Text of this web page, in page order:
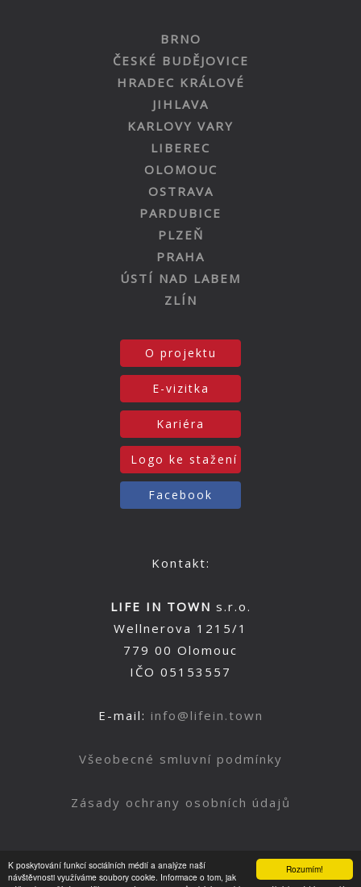
Rozumím!
K poskytování funkcí sociálních médií a analýze naší
návštěvnosti využíváme soubory cookie. Informace o tom, jak
BRNO
ČESKÉ BUDĚJOVICE
HRADEC KRÁLOVÉ
JIHLAVA
KARLOVY VARY
LIBEREC
OLOMOUC
OSTRAVA
PARDUBICE
PLZEŇ
PRAHA
ÚSTÍ NAD LABEM
ZLÍN
O projektu
E-vizitka
Kariéra
Logo ke stažení
Facebook
Kontakt:
LIFE IN TOWN s.r.o.
Wellnerova 1215/1
779 00 Olomouc
IČO 05153557
E-mail: info@lifein.town
Všeobecné smluvní podmínky
Zásady ochrany osobních údajů
Nahoru